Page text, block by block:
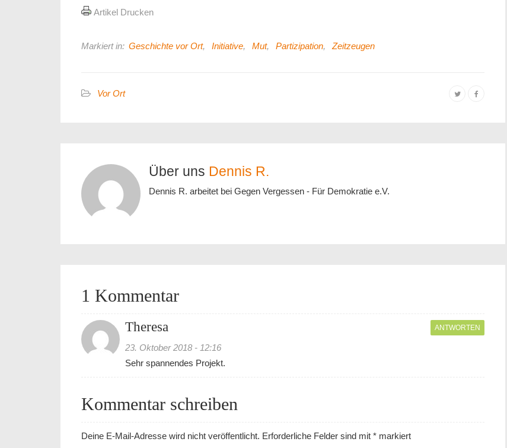
Artikel Drucken
Markiert in: Geschichte vor Ort, Initiative, Mut, Partizipation, Zeitzeugen
Vor Ort
Über uns Dennis R.
Dennis R. arbeitet bei Gegen Vergessen - Für Demokratie e.V.
1 Kommentar
Theresa
23. Oktober 2018 - 12:16
ANTWORTEN
Sehr spannendes Projekt.
Kommentar schreiben
Deine E-Mail-Adresse wird nicht veröffentlicht. Erforderliche Felder sind mit * markiert